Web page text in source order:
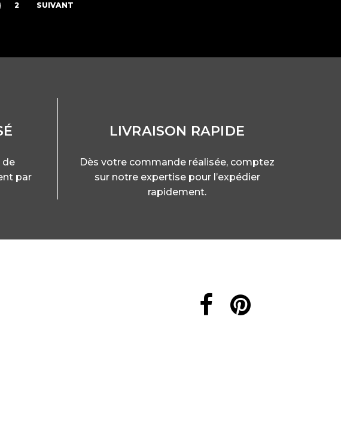
2 SUIVANT
de
par
LIVRAISON RAPIDE
Dès votre commande réalisée, comptez
sur notre expertise pour l’expédier
rapidement.